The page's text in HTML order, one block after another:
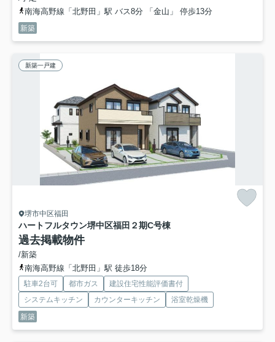
南海高野線「北野田」駅 バス8分 「金山」 停歩13分
新築
新築一戸建
堺市中区福田
ハートフルタウン堺中区福田２期C号棟
過去掲載物件
/新築
南海高野線「北野田」駅 徒歩18分
駐車2台可 都市ガス
建設住宅性能評価書付
システムキッチン
カウンターキッチン
浴室乾燥機
新築